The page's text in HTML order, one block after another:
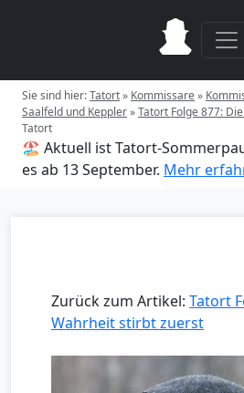
Sie sind hier:Tatort» Kommissare»
Saalfeld und Keppler»Tatort Folge 877:
Tatort
🏖️ Aktuell ist Tatort-
es ab 13 September. Mehr
Zurück zum Artikel: Tatort
Wahrheit stirbt zuerst